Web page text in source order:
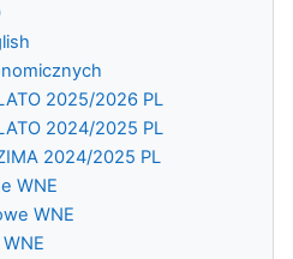
2025/2026 PL
2024/2025 PL
2024/2025 PL
WNE
WNE